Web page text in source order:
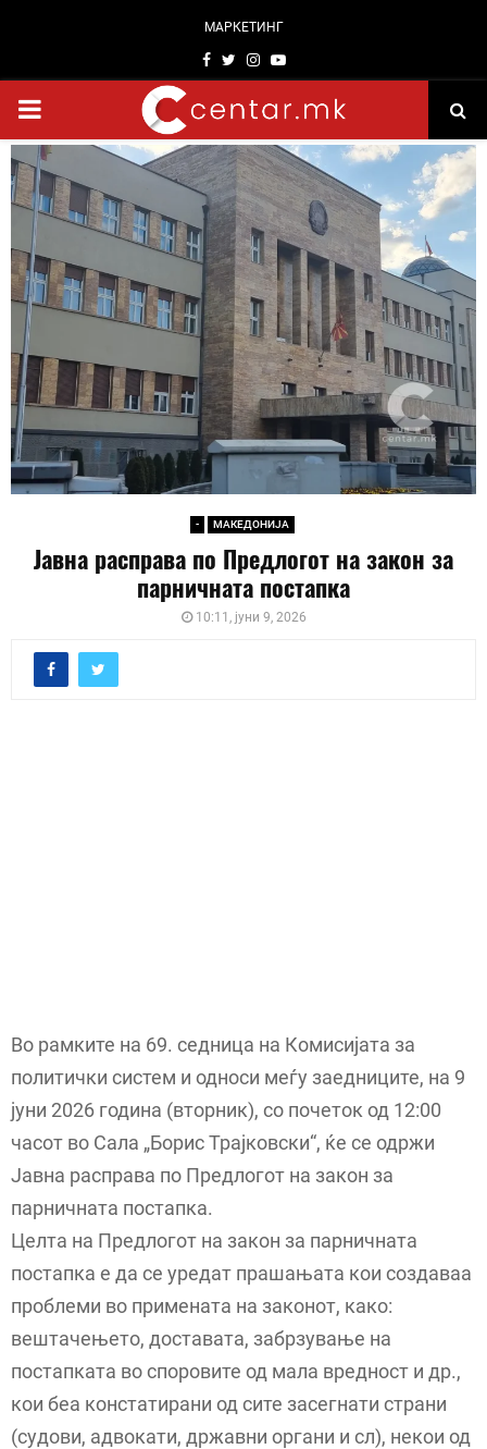
МАРКЕТИНГ
Facebook
TwitterInstagram
Youtube
PRIMARY
MENU
- МАКЕДОНИЈА
Јавна расправа по Предлогот на закон за
парничната постапка
10:11, јуни 9, 2026
Во рамките на 69. седница на Комисијата за
политички систем и односи меѓу заедниците, на 9
јуни 2026 година (вторник), со почеток од 12:00
часот во Сала „Борис Трајковски“, ќе се одржи
Јавна расправа по Предлогот на закон за
парничната постапка.
Целта на Предлогот на закон за парничната
постапка е да се уредат прашањата кои создаваа
проблеми во примената на законот, како:
вештачењето, доставата, забрзување на
постапката во споровите од мала вредност и др.,
кои беа констатирани од сите засегнати страни
(судови, адвокати, државни органи и сл), некои од